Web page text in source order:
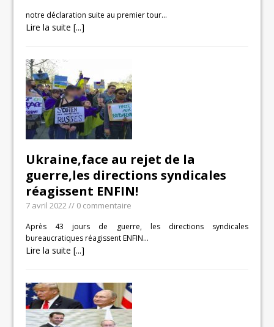
notre déclaration suite au premier tour…
Lire la suite [...]
Ukraine,face au rejet de la
guerre,les directions syndicales
réagissent ENFIN!
7 avril 2022// 0 commentaire
Après 43 jours de guerre, les directions syndicales
bureaucratiques réagissent ENFIN…
Lire la suite [...]